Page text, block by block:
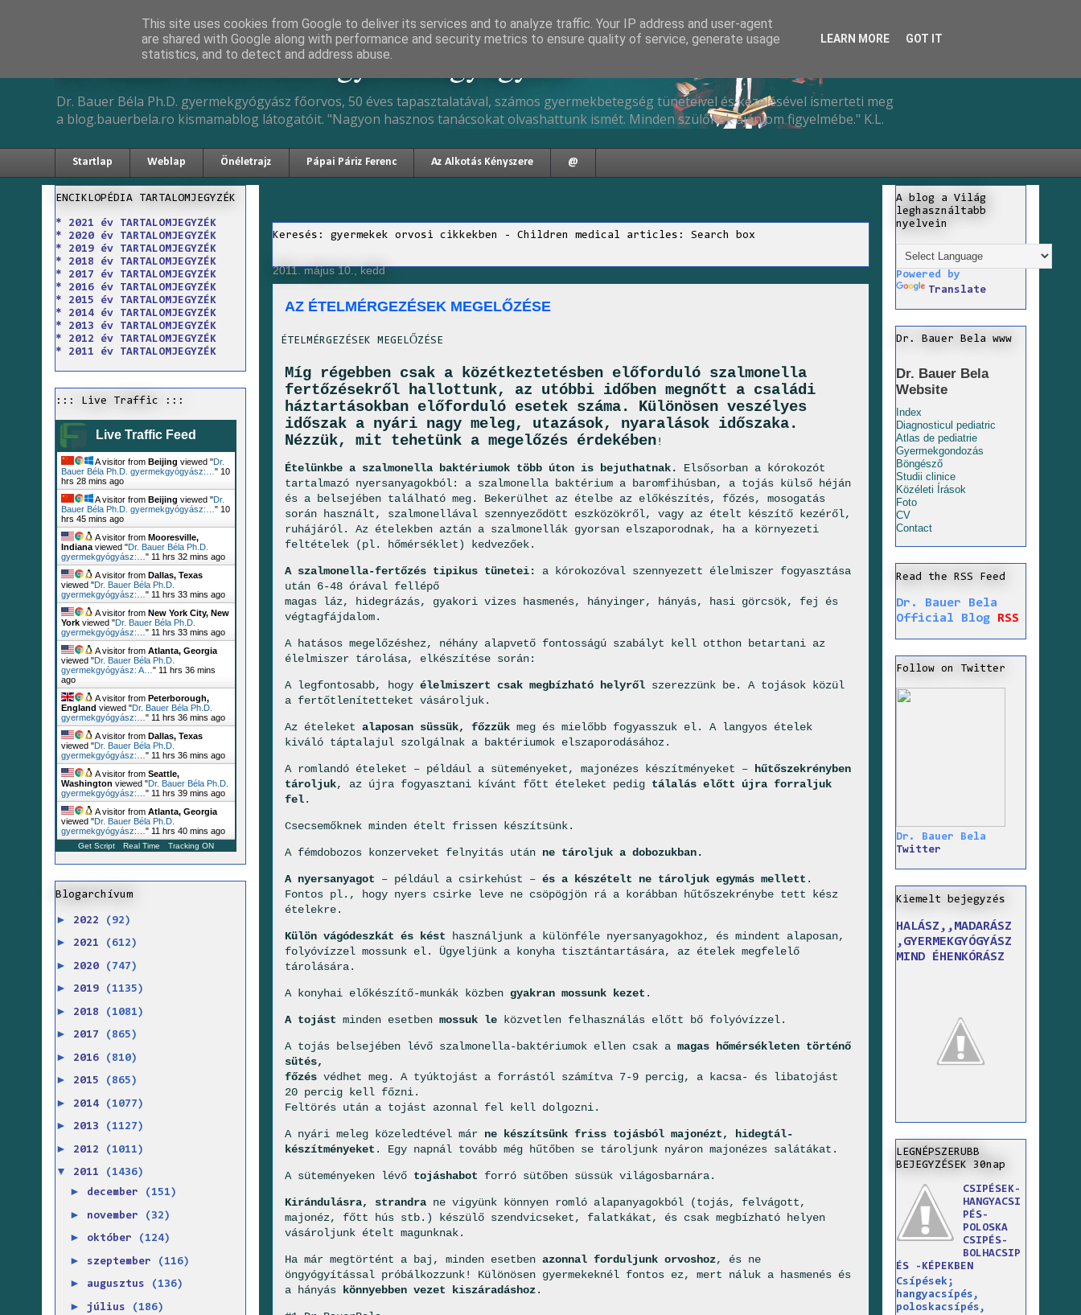
Dr. Bauer Béla Ph.D. gyermekgyógyász
Dr. Bauer Béla Ph.D. gyermekgyógyász főorvos, 50 éves tapasztalatával, számos gyermekbetegség tüneteivel és kezelésével ismerteti meg
a blog.bauerbela.ro kismamablog látogatóit. "Nagyon hasznos tanácsokat olvashattunk ismét. Minden szülőnek ajánlom figyelmébe." K.L.
Startlap Weblap Önéletrajz Pápai Páriz Ferenc Az Alkotás Kényszere @
Keresés: gyermekek orvosi cikkekben - Children medical articles: Search box
2011. május 10., kedd
AZ ÉTELMÉRGEZÉSEK MEGELŐZÉSE
ÉTELMÉRGEZÉSEK MEGELŐZÉSE
Míg régebben csak a közétkeztetésben előforduló szalmonella
fertőzésekről hallottunk, az utóbbi időben megnőtt a családi
háztartásokban előforduló esetek száma. Különösen veszélyes
időszak a nyári nagy meleg, utazások, nyaralások időszaka.
Nézzük, mit tehetünk a megelőzés érdekében!
Ételünkbe a szalmonella baktériumok több úton is bejuthatnak.
Elsősorban a kórokozót
tartalmazó nyersanyagokból: a szalmonella baktérium a baromfihúsban, a tojás külső héján
és a belsejében található meg. Bekerülhet az ételbe az előkészítés, főzés, mosogatás
során használt, szalmonellával szennyeződött eszközökről, vagy az ételt készítő kezéről,
ruhájáról. Az ételekben aztán a szalmonellák gyorsan elszaporodnak, ha a környezeti
feltételek (pl. hőmérséklet) kedvezőek.
A szalmonella-fertőzés tipikus tünetei:
a kórokozóval szennyezett élelmiszer fogyasztása
után 6-48 órával fellépő
magas láz, hidegrázás, gyakori vizes hasmenés, hányinger, hányás, hasi görcsök, fej és
végtagfájdalom.
A hatásos megelőzéshez, néhány alapvető fontosságú szabályt kell otthon betartani az
élelmiszer tárolása, elkészítése során:
A legfontosabb, hogy élelmiszert csak megbízható helyről szerezzünk be. A tojások közül
a fertőtlenítetteket vásároljuk.
Az ételeket alaposan süssük, főzzük meg és mielőbb fogyasszuk el. A langyos ételek
kiváló táptalajul szolgálnak a baktériumok elszaporodásához.
A romlandó ételeket – például a süteményeket, majonézes készítményeket – hűtőszekrényben
tároljuk, az újra fogyasztani kívánt főtt ételeket pedig tálalás előtt újra forraljuk
fel.
Csecsemőknek minden ételt frissen készítsünk.
A fémdobozos konzerveket felnyitás után ne tároljuk a dobozukban.
A nyersanyagot – például a csirkehúst – és a készételt ne tároljuk egymás mellett .
Fontos pl., hogy nyers csirke leve ne csöpögjön rá a korábban hűtőszekrénybe tett kész
ételekre.
Külön vágódeszkát és kést használjunk a különféle nyersanyagokhoz, és mindent alaposan,
folyóvízzel mossunk el. Ügyeljünk a konyha tisztántartására, az ételek megfelelő
tárolására.
A konyhai előkészítő-munkák közben gyakran mossunk kezet .
A tojást minden esetben mossuk le közvetlen felhasználás előtt bő folyóvízzel.
A tojás belsejében lévő szalmonella-baktériumok ellen csak a magas hőmérsékleten történő
sütés,
főzés védhet meg. A tyúktojást a forrástól számítva 7-9 percig, a kacsa- és libatojást
20 percig kell főzni.
Feltörés után a tojást azonnal fel kell dolgozni.
A nyári meleg közeledtével már ne készítsünk friss tojásból majonézt, hidegtál-
készítményeket . Egy napnál tovább még hűtőben se tároljunk nyáron majonézes salátákat.
A süteményeken lévő tojáshabot forró sütőben süssük világosbarnára.
Kirándulásra, strandra ne vigyünk könnyen romló alapanyagokból (tojás, felvágott,
majonéz, főtt hús stb.) készülő szendvicseket, falatkákat, és csak megbízható helyen
vásároljunk ételt magunknak.
Ha már megtörtént a baj, minden esetben azonnal forduljunk orvoshoz, és ne
öngyógyítással próbálkozzunk! Különösen gyermekeknél fontos ez, mert náluk a hasmenés és
a hányás könnyebben vezet kiszáradáshoz.
ENCIKLOPÉDIA TARTALOMJEGYZÉK
* 2021 év TARTALOMJEGYZÉK
* 2020 év TARTALOMJEGYZÉK
* 2019 év TARTALOMJEGYZÉK
* 2018 év TARTALOMJEGYZÉK
* 2017 év TARTALOMJEGYZÉK
* 2016 év TARTALOMJEGYZÉK
* 2015 év TARTALOMJEGYZÉK
* 2014 év TARTALOMJEGYZÉK
* 2013 év TARTALOMJEGYZÉK
* 2012 év TARTALOMJEGYZÉK
* 2011 év TARTALOMJEGYZÉK
::: Live Traffic :::
Live Traffic Feed
A visitor from Beijing viewed "Dr.
Bauer Béla Ph.D. gyermekgyógyász:… " 10
hrs 28 mins ago
A visitor from Beijing viewed "Dr.
Bauer Béla Ph.D. gyermekgyógyász:… " 10
hrs 45 mins ago
A visitor from Mooresville,
Indiana viewed "Dr. Bauer Béla Ph.D.
gyermekgyógyász:… " 11 hrs 32 mins ago
A visitor from Dallas, Texas
viewed "Dr. Bauer Béla Ph.D.
gyermekgyógyász:… " 11 hrs 33 mins ago
A visitor from New York City, New
York viewed "Dr. Bauer Béla Ph.D.
gyermekgyógyász:… " 11 hrs 33 mins ago
A visitor from Atlanta, Georgia
viewed "Dr. Bauer Béla Ph.D.
gyermekgyógyász: A… " 11 hrs 36 mins
ago
A visitor from Peterborough,
England viewed "Dr. Bauer Béla Ph.D.
gyermekgyógyász:… " 11 hrs 36 mins ago
A visitor from Dallas, Texas
viewed "Dr. Bauer Béla Ph.D.
gyermekgyógyász:… " 11 hrs 36 mins ago
A visitor from Seattle,
Washington viewed "Dr. Bauer Béla Ph.D.
gyermekgyógyász:… " 11 hrs 39 mins ago
A visitor from Atlanta, Georgia
viewed "Dr. Bauer Béla Ph.D.
gyermekgyógyász:… " 11 hrs 40 mins ago
Get Script Real Time Tracking ON
Blogarchívum
► 2022 (92)
► 2021 (612)
► 2020 (747)
► 2019 (1135)
► 2018 (1081)
► 2017 (865)
► 2016 (810)
► 2015 (865)
► 2014 (1077)
► 2013 (1127)
► 2012 (1011)
▼ 2011 (1436)
► december (151)
► november (32)
► október (124)
► szeptember (116)
► augusztus (136)
► július (186)
A blog a Világ
leghasználtabb
nyelvein
Powered by
Translate
Dr. Bauer Bela www
Dr. Bauer Bela
Website
Index
Diagnosticul pediatric
Atlas de pediatrie
Gyermekgondozás
Böngésző
Studii clinice
Közéleti Írások
Foto
CV
Contact
Read the RSS Feed
Dr. Bauer Bela
Official Blog
RSS
Follow on Twitter
Dr. Bauer Bela
Twitter
Kiemelt bejegyzés
HALÁSZ,,MADARÁSZ
,GYERMEKGYÓGYÁSZ
MIND ÉHENKÓRÁSZ
LEGNÉPSZERUBB
BEJEGYZÉSEK 30nap
CSIPÉSEK-
HANGYACSI
PÉS-
POLOSKA
CSIPÉS-
BOLHACSIP
ÉS -KÉPEKBEN
Csípések;
hangyacsípés,
poloskacsípés,
This site uses cookies from Google to deliver its services and to analyze traffic. Your IP address and user-agent
are shared with Google along with performance and security metrics to ensure quality of service, generate usage
statistics, and to detect and address abuse.
LEARN MORE GOT IT